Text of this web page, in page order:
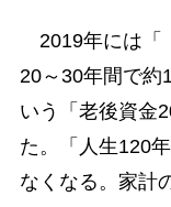
2019年には「
20～30年間で約
いう「老後資金
た。「人生120
なくなる。家計